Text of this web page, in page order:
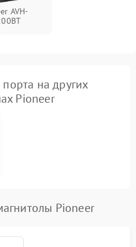
AVH-
на других
Pioneer
Pioneer